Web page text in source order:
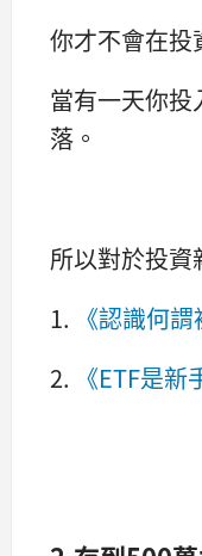
你才不會在投
當有一天你投
落。
所以對於投資
1. 《認識何
2. 《ETF是新